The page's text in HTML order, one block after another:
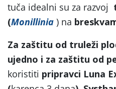
tuča idealni su za razvoj
(Monillinia ) na
Za zaštitu od truleži
ujedno i za zaštitu od
koristiti pripravci Luna